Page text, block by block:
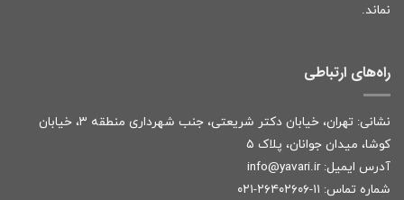
نماند.
راه‌های ارتباطی
نشانی: تهران، خیابان دکتر شریعتی، جنب شهرداری منطقه ۳، خیابان
کوشا، میدان جوانان، پلاک ۵
آدرس ایمیل: info@yavari.ir
شماره تماس: ۱۱-۲۶۴۰۲۶۰۶-۰۲۱